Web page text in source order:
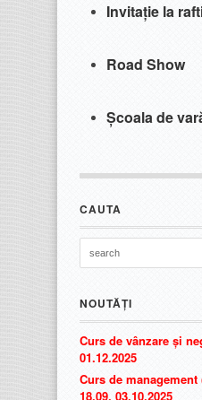
Invitație la
Road Show
Școala de
CAUTA
NOUTĂȚI
Curs de vânzare și
01.12.2025
Curs de management
18.09, 03.10.2025